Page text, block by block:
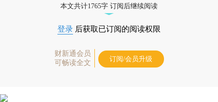
本文共计1765字 订阅后继续阅读
登录 后获取已订阅的阅读权限
财新通会员
可畅读全文
订阅/会员升级